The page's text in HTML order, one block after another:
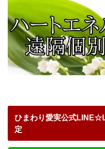
ひまわり愛実公式
定